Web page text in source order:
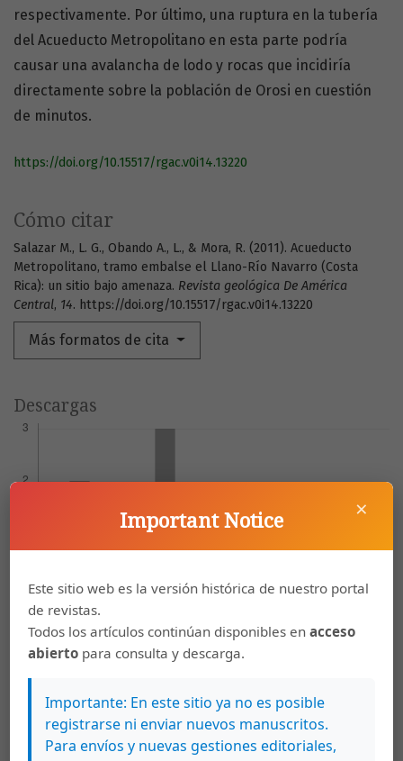
Cómo citar
Salazar M., L. G., Obando A., L., & Mora, R. (2011). Acueducto
Metropolitano, tramo embalse el Llano-Río Navarro (Costa
Rica): un sitio bajo amenaza. Revista geológica De América
Central, 14. https://doi.org/10.15517/rgac.v0i14.13220
Más formatos de cita
respectivamente. Por último, una ruptura en la tubería
del Acueducto Metropolitano en esta parte podría
causar una avalancha de lodo y rocas que incidiría
directamente sobre la población de Orosi en cuestión
de minutos.
https://doi.org/10.15517/rgac.v0i14.13220
Descargas
Gino González, Raúl Mora-Amador, Carlos
Ramírez, Dmitri Rouwet, Cristian Picado,
×
Important Notice
Este sitio web es la versión histórica de nuestro portal
de revistas.
Todos los artículos continúan disponibles enacceso
abierto para consulta y descarga.
Importante: En este sitio ya no es posible
registrarse ni enviar nuevos manuscritos.
Para envíos y nuevas gestiones editoriales,